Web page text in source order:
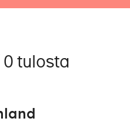
tulosta